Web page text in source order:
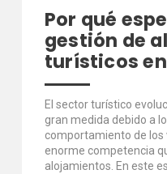
Por qué
gestión de
turísticos
El sector turístico
gran medida debido a
comportamiento de los
enorme competencia
alojamientos. En este